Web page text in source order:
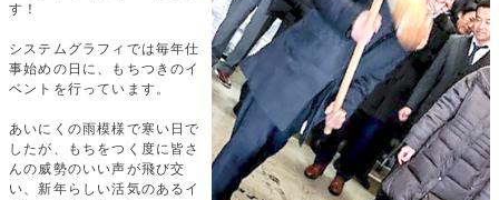
す！
システムグラフィでは毎年仕
事始めの日に、もちつきのイ
ベントを行っています。
あいにくの雨模様で寒い日で
したが、もちをつく度に皆さ
んの威勢のいい声が飛び交
い、新年らしい活気のあるイ